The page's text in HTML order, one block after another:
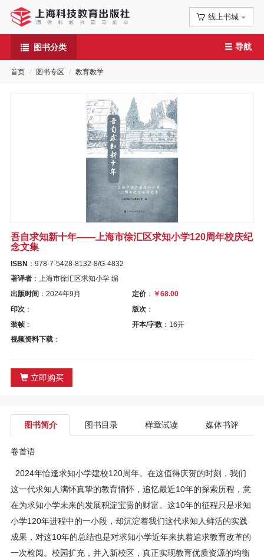
线上书城
图书分类
首
页
专
区
课
程
导航
首页 图书专区 教育教学
吾自求知新十年——上海市徐汇区求知小学120周年校庆纪
念文集
ISBN ：978-7-5428-8132-8/G·4832
著译者 ：上海市徐汇区求知小学 编
出版时间 ：2024年9月 定价： ￥68.00
印次 ： 版次：
装帧 ： 开本/字数：16开
视频资料下载 ：
立即购买
图书简介 图书目录 样章试读 媒体书评
卷首语
2024年恰逢求知小学建校120周年。在这值得庆贺的时刻，我们
这一代求知人满怀真挚的教育情怀，追忆最近10年的探索历程，意
在为求知小学未来的发展积淀宝贵的财富。这10年的征程只是求知
小学120年进程中的一小段，却沉淀着我们这代求知人鲜活的实践
成果，对这10年的总结也是对求知小学近年来执着追求教育改革的
一次检阅。校园扩充，并入新校区，真正实现教育优质资源的均衡